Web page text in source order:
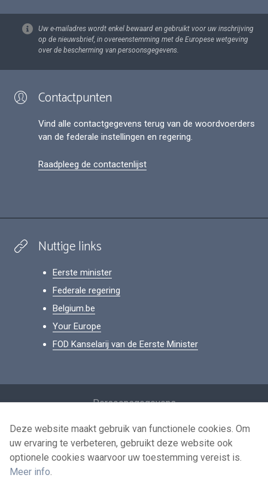
Uw e-mailadres wordt enkel bewaard en gebruikt voor uw inschrijving
op de nieuwsbrief, in overeenstemming met de Europese wetgeving
over de bescherming van persoonsgegevens.
Contactpunten
Vind alle contactgegevens terug van de woordvoerders
van de federale instellingen en regering.
Raadpleeg de contactenlijst
Nuttige links
Eerste minister
Federale regering
Belgium.be
Your Europe
FOD Kanselarij van de Eerste Minister
Persoonsgegevens
Voorwaarden voor het hergebruik
Contacteer ons
Deze website maakt gebruik van functionele cookies. Om
uw ervaring te verbeteren, gebruikt deze website ook
optionele cookies waarvoor uw toestemming vereist is.
Meer info.